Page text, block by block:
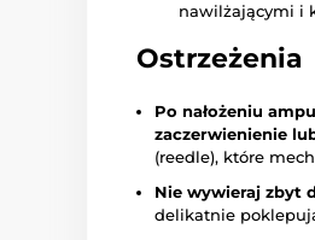
nawilżającymi i
Ostrzeżenia
Po nałożeniu
zaczerwienienie
(reedle), które
Nie wywieraj zbyt
delikatnie